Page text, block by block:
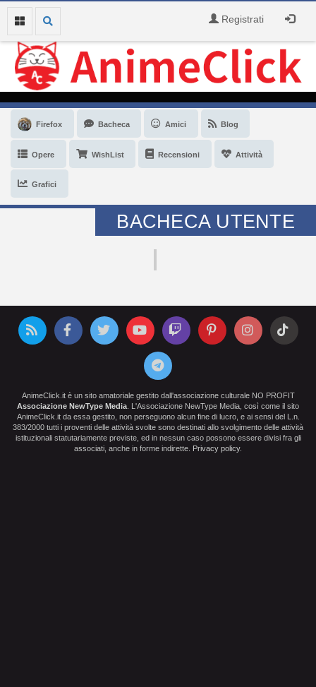
Registrati
Firefox Bacheca Amici Blog
Opere WishList Recensioni Attività
Grafici
BACHECA UTENTE
AnimeClick.it è un sito amatoriale gestito dall'associazione culturale NO PROFIT
Associazione NewType Media . L'Associazione NewType Media, così come il sito
AnimeClick.it da essa gestito, non perseguono alcun fine di lucro, e ai sensi del L.n.
383/2000 tutti i proventi delle attività svolte sono destinati allo svolgimento delle attività
istituzionali statutariamente previste, ed in nessun caso possono essere divisi fra gli
associati, anche in forme indirette. Privacy policy.